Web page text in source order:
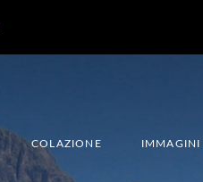
COLAZIONE IMMAGINI